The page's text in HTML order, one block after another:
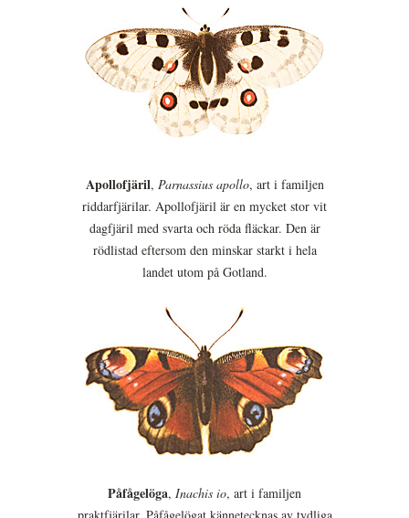
Apollofjäril, Parnassius apollo, art i familjen
riddarfjärilar. Apollofjäril är en mycket stor vit
dagfjäril med svarta och röda fläckar. Den är
rödlistad eftersom den minskar starkt i hela
landet utom på Gotland.
Påfågelöga, Inachis io, art i familjen